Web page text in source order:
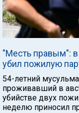
"Месть правым":
убил пожилую
54-летний
проживавший в
убийстве двух
неделю приносил